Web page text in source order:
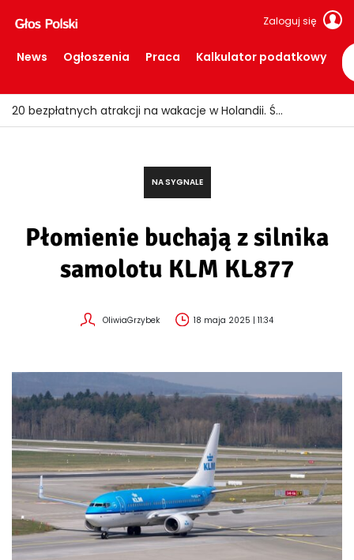
Zaloguj się
News Ogłoszenia Praca Kalkulator podatkowy
Nocna eksplozja w Arnhem! Wybuch wyrwał mieszkańców ze snu i wybił szyby
NA SYGNALE
Płomienie buchają z silnika
samolotu KLM KL877
OliwiaGrzybek 18 maja 2025 | 11:34